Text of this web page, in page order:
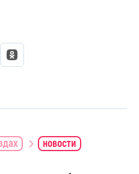
новости